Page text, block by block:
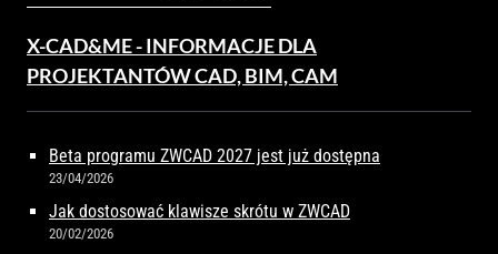
X-CAD&ME - INFORMACJE DLA
PROJEKTANTÓW CAD, BIM, CAM
Beta programu ZWCAD 2027 jest już dostępna
23/04/2026
Jak dostosować klawisze skrótu w ZWCAD
20/02/2026